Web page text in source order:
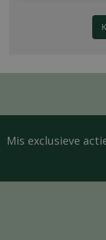
Mis exclusieve